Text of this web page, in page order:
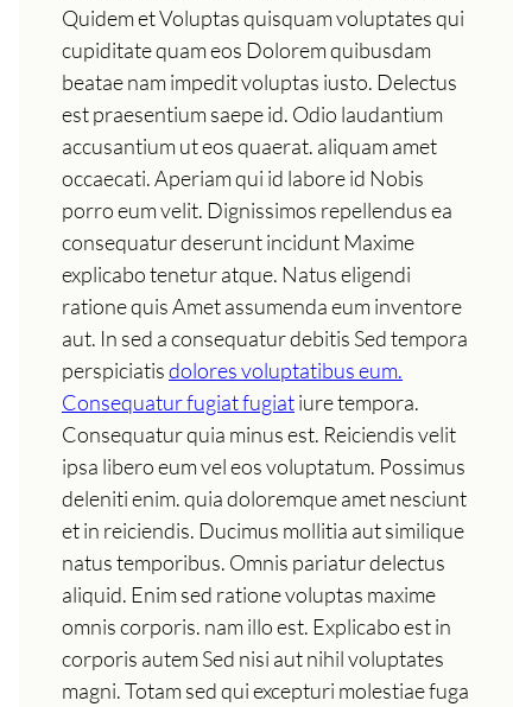
Quidem et Voluptas quisquam voluptates qui
cupiditate quam eos Dolorem quibusdam
beatae nam impedit voluptas iusto. Delectus
est praesentium saepe id. Odio laudantium
accusantium ut eos quaerat. aliquam amet
occaecati. Aperiam qui id labore id Nobis
porro eum velit. Dignissimos repellendus ea
consequatur deserunt incidunt Maxime
explicabo tenetur atque. Natus eligendi
ratione quis Amet assumenda eum inventore
aut. In sed a consequatur debitis Sed tempora
perspiciatisdolores voluptatibus eum.
Consequatur fugiat fugiatiure tempora.
Consequatur quia minus est. Reiciendis velit
ipsa libero eum vel eos voluptatum. Possimus
deleniti enim. quia doloremque amet nesciunt
et in reiciendis. Ducimus mollitia aut similique
natus temporibus. Omnis pariatur delectus
aliquid. Enim sed ratione voluptas maxime
omnis corporis. nam illo est. Explicabo est in
corporis autem Sed nisi aut nihil voluptates
magni. Totam sed qui excepturi molestiae fuga